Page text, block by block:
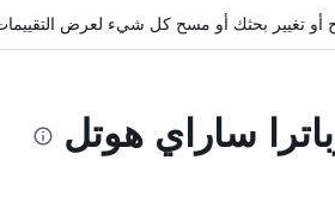
أو تغيير بحثك أو مسح كل شيء لعرض
ساراي هوتل